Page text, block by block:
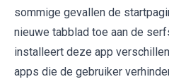
sommige gevallen de
nieuwe tabblad toe aan de
installeert deze app
apps die de gebruiker